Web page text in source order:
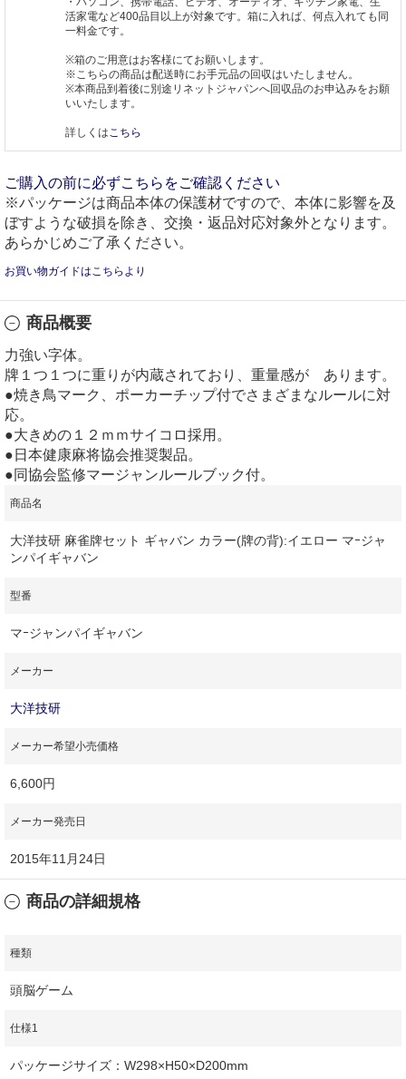
活家電など400品目以上が対象です。箱に入れば、何点入れても同
一料金です。
※箱のご用意はお客様にてお願いします。
※こちらの商品は配送時にお手元品の回収はいたしません。
※本商品到着後に別途リネットジャパンへ回収品のお申込みをお願
いいたします。
詳しくはこちら
ご購入の前に必ずこちらをご確認ください
※パッケージは商品本体の保護材ですので、本体に影響を及
ぼすような破損を除き、交換・返品対応対象外となります。
あらかじめご了承ください。
お買い物ガイドはこちらより
商品概要
力強い字体。
牌１つ１つに重りが内蔵されており、重量感が あります。
●焼き鳥マーク、ポーカーチップ付でさまざまなルールに対
応。
●大きめの１２ｍｍサイコロ採用。
●日本健康麻将協会推奨製品。
●同協会監修マージャンルールブック付。
商品名
大洋技研 麻雀牌セット ギャバン カラー(牌の背):イエロー マｰジャ
ンパイギャバン
型番
マｰジャンパイギャバン
メーカー
大洋技研
メーカー希望小売価格
6,600円
メーカー発売日
2015年11月24日
商品の詳細規格
種類
頭脳ゲーム
仕様1
パッケージサイズ：W298×H50×D200mm